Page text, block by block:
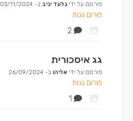
פורסם על ידי גלעד יניב ב- 03/11/2024
פורום גגות
2
גג איסכורית
פורסם על ידי אליהו ב- 26/09/2024
פורום גגות
1